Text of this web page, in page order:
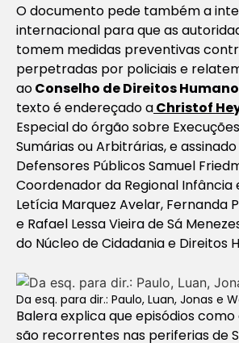
O documento pede também a
internacional para que as
tomem medidas preventivas
perpetradas por policiais e
aoConselho de Direitos
texto é endereçado aChristof
Especial do órgão sobre
Sumárias ou Arbitrárias, e
Defensores Públicos Samuel
Coordenador da Regional Infância
Letícia Marquez Avelar, Fernanda
e Rafael Lessa Vieira de Sá
do Núcleo de Cidadania e Direitos
Da esq. para dir.: Paulo, Luan, Jonas e
Balera explica que episódios como
são recorrentes nas periferias de